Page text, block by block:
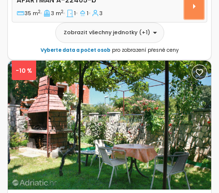
35 m2 3 m2 1 1 3
Zobrazit všechny jednotky(+1)
Vyberte data a počet osob pro zobrazení přesné ceny
Previous Next
-10 %